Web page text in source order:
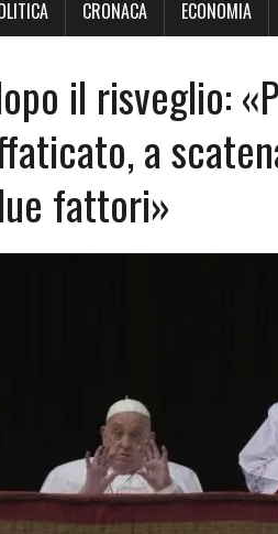
CRONACA ECONOMIA
il risveglio:
a
fattori»